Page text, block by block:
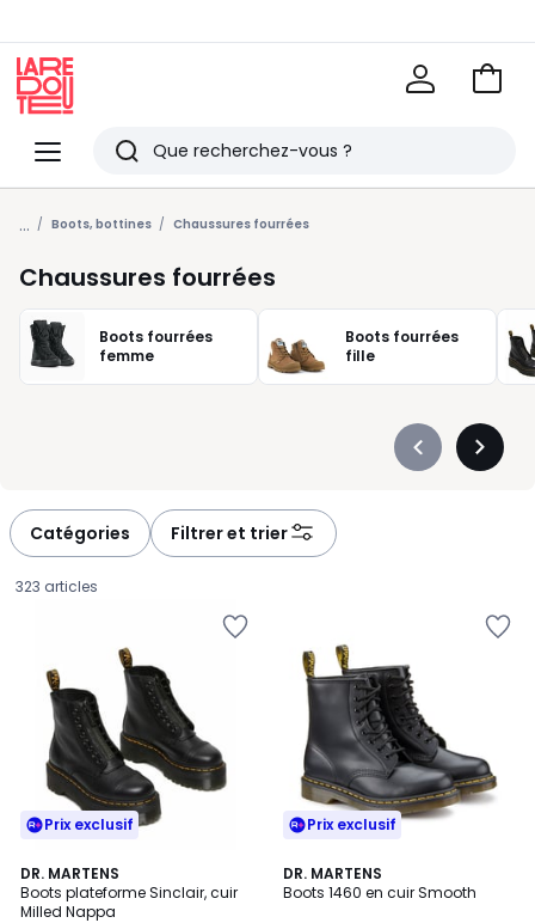
Menu
Redoute
Rechercher
Derniers
articles
vus
Voir
... Boots, bottines Chaussures fourrées
Chaussures fourrées
Boots fourrées
femme
Boots fourrées
fille
Précédent
Catégories Filtrer et trier
323 articles
Prix exclusif
DR. MARTENS
Boots plateforme Sinclair, cuir
Milled Nappa
4,8
/ 5
Prix exclusif
DR. MARTENS
Boots 1460 en cuir Smooth
4,6
/ 5